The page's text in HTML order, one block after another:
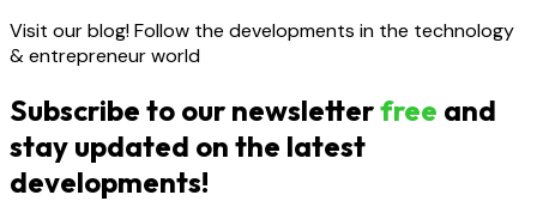
Visit our blog! Follow the developments in the technology
& entrepreneur world
Subscribe to our newsletterfree and
stay updated on the latest
developments!